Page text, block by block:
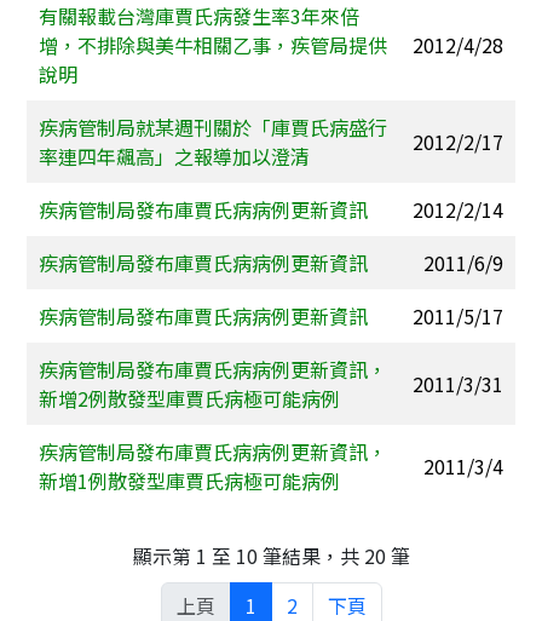
有關報載台灣庫賈氏病發生率3年來倍
增，不排除與美牛相關乙事，疾管局提供
說明
2012/4/28
疾病管制局就某週刊關於「庫賈氏病盛行
率連四年飆高」之報導加以澄清
2012/2/17
疾病管制局發布庫賈氏病病例更新資訊
2012/2/14
疾病管制局發布庫賈氏病病例更新資訊
2011/6/9
疾病管制局發布庫賈氏病病例更新資訊
2011/5/17
疾病管制局發布庫賈氏病病例更新資訊，
新增2例散發型庫賈氏病極可能病例
2011/3/31
疾病管制局發布庫賈氏病病例更新資訊，
新增1例散發型庫賈氏病極可能病例
2011/3/4
顯示第 1 至 10 筆結果，共 20 筆
上頁
1 2 下頁